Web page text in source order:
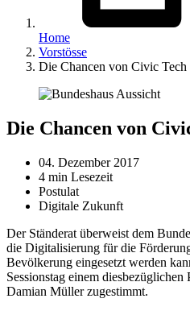
Home
Vorstösse
Die Chancen von Civic Tech
Die Chancen von
04. Dezember 2017
4 min Lesezeit
Postulat
Digitale Zukunft
Der Ständerat überweist dem
die Digitalisierung für die
Bevölkerung eingesetzt werden
Sessionstag einem diesbezüglichen
Damian Müller zugestimmt.